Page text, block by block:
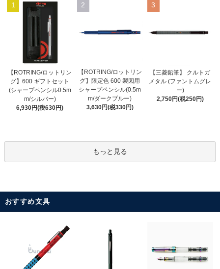
1
【ROTRING/ロットリン
グ】600 ギフトセット
(シャープペンシル0.5m
m/シルバー)
6,930円(税630円)
2
【ROTRING/ロットリン
グ】限定色 600 製図用
シャープペンシル(0.5m
m/ダークブルー)
3,630円(税330円)
3
【三菱鉛筆】 クルトガ
メタル (ファントムグレ
ー)
2,750円(税250円)
もっと見る
おすすめ文具